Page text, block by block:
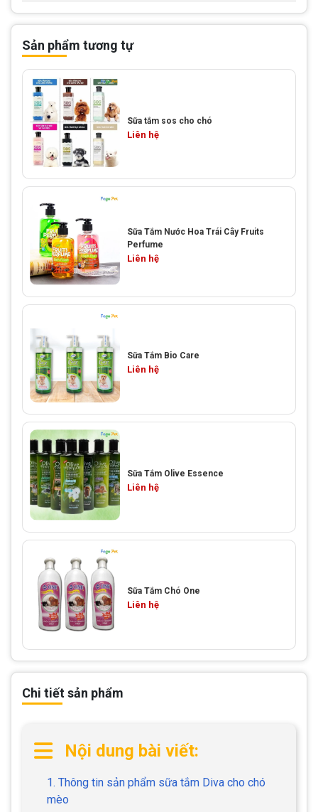
Chi tiết sản phẩm
Nội dung bài viết:
1. Thông tin sản phẩm sữa tắm Diva cho chó
mèo
Sản phẩm tương tự
Sữa tắm sos cho chó
Liên hệ
Sữa Tắm Nước Hoa Trái Cây Fruits
Perfume
Liên hệ
Sữa Tắm Bio Care
Liên hệ
Sữa Tắm Olive Essence
Liên hệ
Sữa Tắm Chó One
Liên hệ